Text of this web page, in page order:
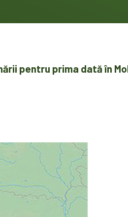
pentru prima dată în